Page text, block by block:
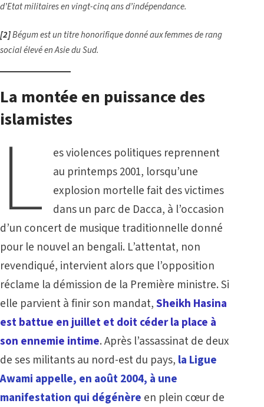
d’Etat militaires en vingt-cinq ans d’indépendance.
[2]Bégum est un titre honorifique donné aux femmes de rang
social élevé en Asie du Sud.
La montée en puissance des
islamistes
L
es violences politiques reprennent
au printemps 2001, lorsqu’une
explosion mortelle fait des victimes
dans un parc de Dacca, à l’occasion
d’un concert de musique traditionnelle donné
pour le nouvel an bengali. L’attentat, non
revendiqué, intervient alors que l’opposition
réclame la démission de la Première ministre. Si
elle parvient à finir son mandat,Sheikh Hasina
est battue en juillet et doit céder la place à
son ennemie intime. Après l’assassinat de deux
de ses militants au nord-est du pays, la Ligue
Awami appelle, en août 2004, à une
manifestation qui dégénère en plein cœur de